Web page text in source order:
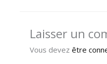
Laisser un
Vous devez être